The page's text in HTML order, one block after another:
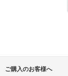
ご購入のお客様へ